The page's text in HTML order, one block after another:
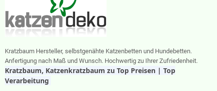
Kratzbaum Hersteller, selbstgenähte Katzenbetten und Hundebetten.
Anfertigung nach Maß und Wunsch. Hochwertig zu Ihrer Zufriedenheit.
Kratzbaum, Katzenkratzbaum zu Top Preisen | Top
Verarbeitung